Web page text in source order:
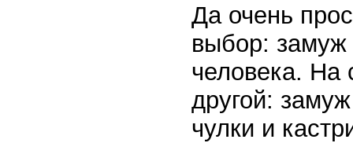
Да очень
выбор: замуж
человека. На
другой:
чулки и